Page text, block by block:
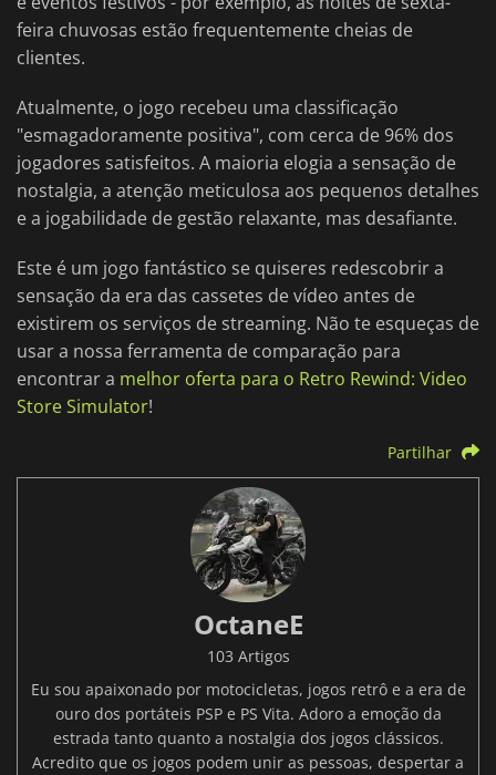
feira chuvosas estão frequentemente cheias de
clientes.
Atualmente, o jogo recebeu uma classificação
"esmagadoramente positiva", com cerca de 96% dos
jogadores satisfeitos. A maioria elogia a sensação de
nostalgia, a atenção meticulosa aos pequenos detalhes
e a jogabilidade de gestão relaxante, mas desafiante.
Este é um jogo fantástico se quiseres redescobrir a
sensação da era das cassetes de vídeo antes de
existirem os serviços de streaming. Não te esqueças de
usar a nossa ferramenta de comparação para
encontrar a melhor oferta para o Retro Rewind: Video
Store Simulator!
Partilhar
OctaneE
103 Artigos
Eu sou apaixonado por motocicletas, jogos retrô e a era de
ouro dos portáteis PSP e PS Vita. Adoro a emoção da
estrada tanto quanto a nostalgia dos jogos clássicos.
Acredito que os jogos podem unir as pessoas, despertar a